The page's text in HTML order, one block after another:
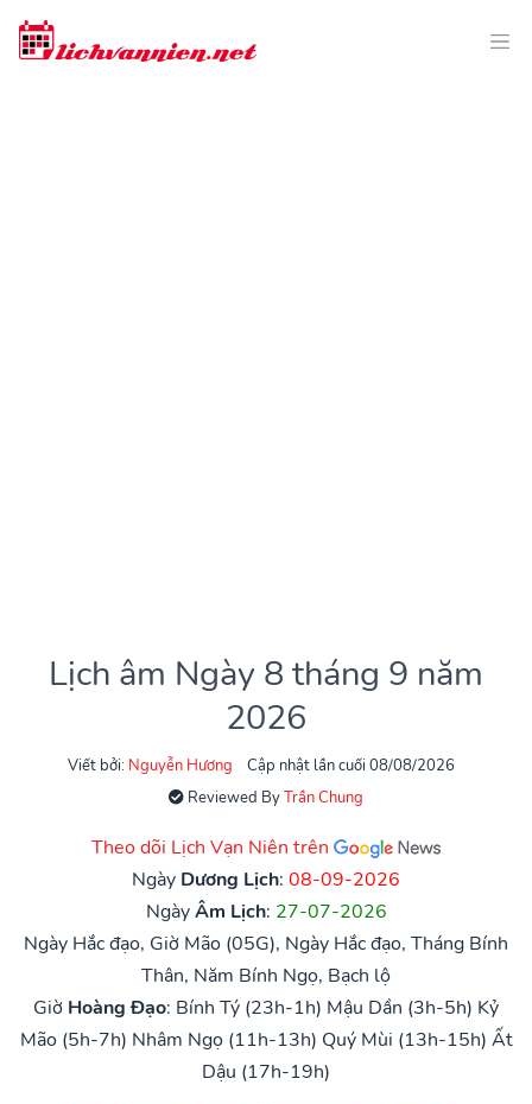
Lịch âm Ngày 8 tháng 9 năm
2026
Viết bởi: Nguyễn Hương
Cập nhật lần cuối 08/08/2026
Reviewed ByTrần Chung
Theo dõi Lịch Vạn Niên trên
Ngày Dương Lịch: 08-09-2026
NgàyÂm Lịch: 27-07-2026
Ngày Hắc đạo, Giờ Mão (05G), Ngày Hắc đạo, Tháng Bính
Thân, Năm Bính Ngọ, Bạch lộ
Giờ Hoàng Đạo: Bính Tý (23h-1h) Mậu Dần (3h-5h) Kỷ
Mão (5h-7h) Nhâm Ngọ (11h-13h) Quý Mùi (13h-15h) Ất
Dậu (17h-19h)